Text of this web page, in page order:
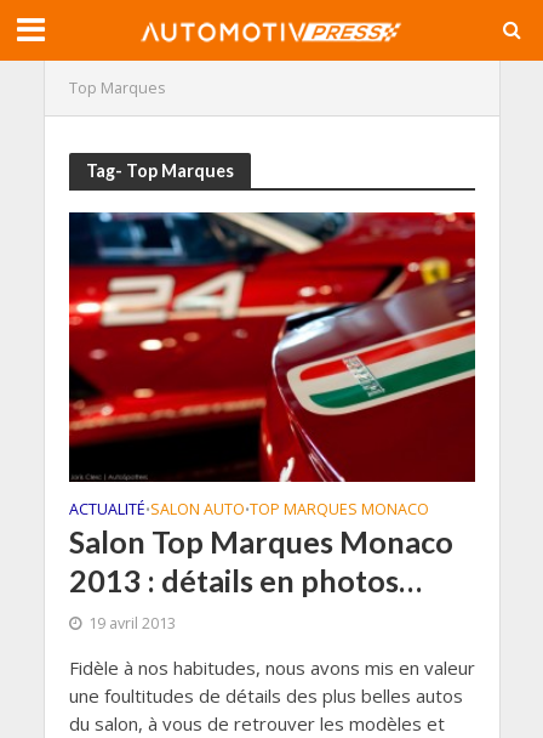
Top Marques
Tag- Top Marques
ACTUALITÉ•SALON AUTO•TOP MARQUES MONACO
Salon Top Marques Monaco
2013 : détails en photos…
19 avril 2013
Fidèle à nos habitudes, nous avons mis en valeur
une foultitudes de détails des plus belles autos
du salon, à vous de retrouver les modèles et